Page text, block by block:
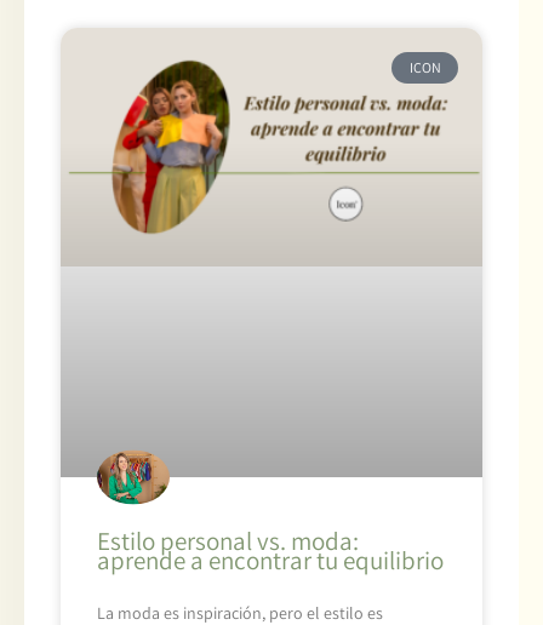
ICON
Estilo personal vs. moda:
aprende a encontrar tu equilibrio
La moda es inspiración, pero el estilo es